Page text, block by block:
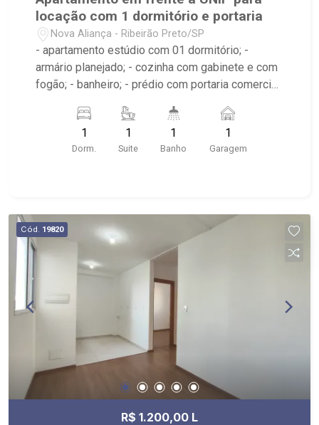
locação com 1 dormitório e portaria
Nova Aliança - Ribeirão Preto/SP
- apartamento estúdio com 01 dormitório; -
armário planejado; - cozinha com gabinete e com
fogão; - banheiro; - prédio com portaria comercial;
coletiva, sauna e sala de convivência. - apenas
70m da faculdade UNIP, colégio objetivo e
próximo a BlueFit e Ribeirão Shopping.
1
Dorm.
1
Suite
1
Banho
1
Garagem
Cód. 19820
R$ 1.200,00 L